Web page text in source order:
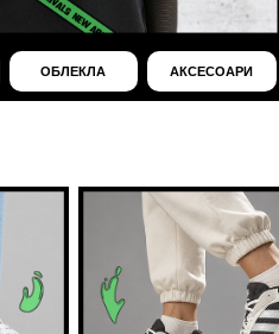
ОБЛЕКЛА АКСЕСОАРИ